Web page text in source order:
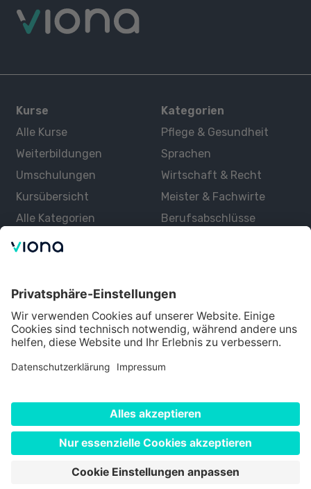
Kurse
Alle Kurse
Weiterbildungen
Umschulungen
Kursübersicht
Alle Kategorien
Kategorien
Pflege & Gesundheit
Sprachen
Wirtschaft & Recht
Meister & Fachwirte
Berufsabschlüsse
Über uns
Lernen mit Viona
Alle Partner
Partner werden
Impressum
Nutzungsbedingungen
Cookie Einstellungen
Viona. Alle Rechte vorbehalten